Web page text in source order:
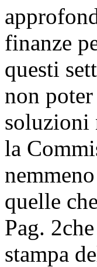
finanze
questi
non
soluzioni
la
quelle
Pag. 2
stampa